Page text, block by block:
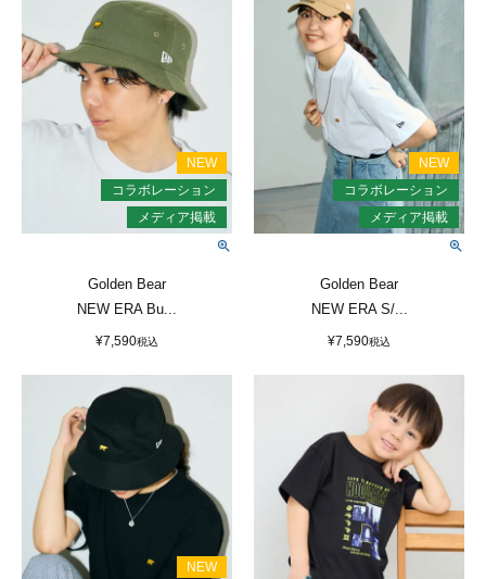
Golden Bear
NEW ERA Bu...
¥7,590税込
Golden Bear
NEW ERA S/...
¥7,590税込